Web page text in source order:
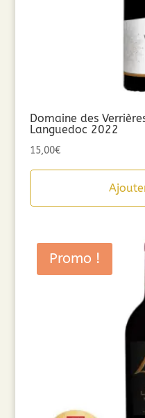
Domaine des
Languedoc 2022
15,00€
Promo !